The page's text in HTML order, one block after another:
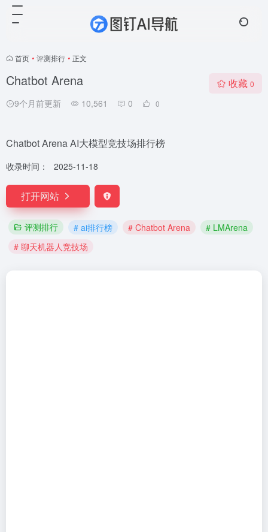
首页 • 评测排行 • 正文
Chatbot Arena
9个月前更新 10,561 0 0
收藏 0
Chatbot Arena AI大模型竞技场排行榜
收录时间： 2025-11-18
打开网站
评测排行 # ai排行榜 # Chatbot Arena
# LMArena
# 聊天机器人竞技场